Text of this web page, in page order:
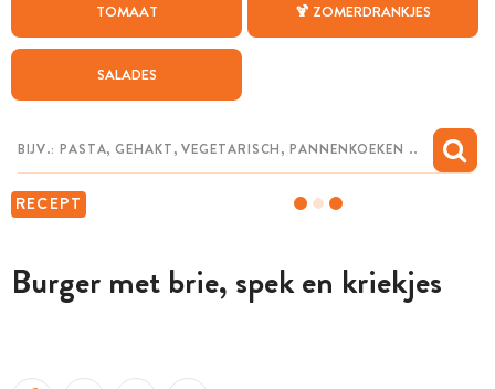
TOMAAT 🍹 ZOMERDRANKJES
SALADES
RECEPT
Burger met brie, spek en kriekjes
WEEKMENU
CHAT MET MAIA
MIJN BEWAARDE RECEPTEN